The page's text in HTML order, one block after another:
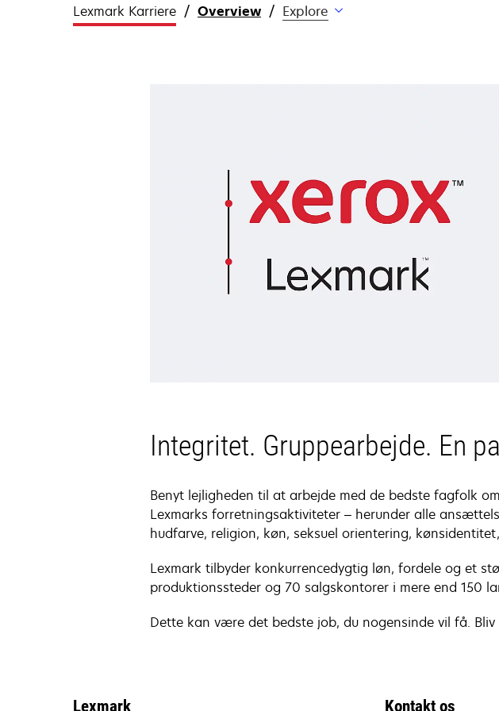
Lexmark Karriere Overview Explore
Integritet. Gruppearbejde. En
Benyt lejligheden til at arbejde med de bedste fagfolk
Lexmarks forretningsaktiviteter – herunder alle
hudfarve, religion, køn, seksuel orientering,
Lexmark tilbyder konkurrencedygtig løn, fordele og et
produktionssteder og 70 salgskontorer i mere end 150
Dette kan være det bedste job, du nogensinde vil få.
Lexmark Kontakt os